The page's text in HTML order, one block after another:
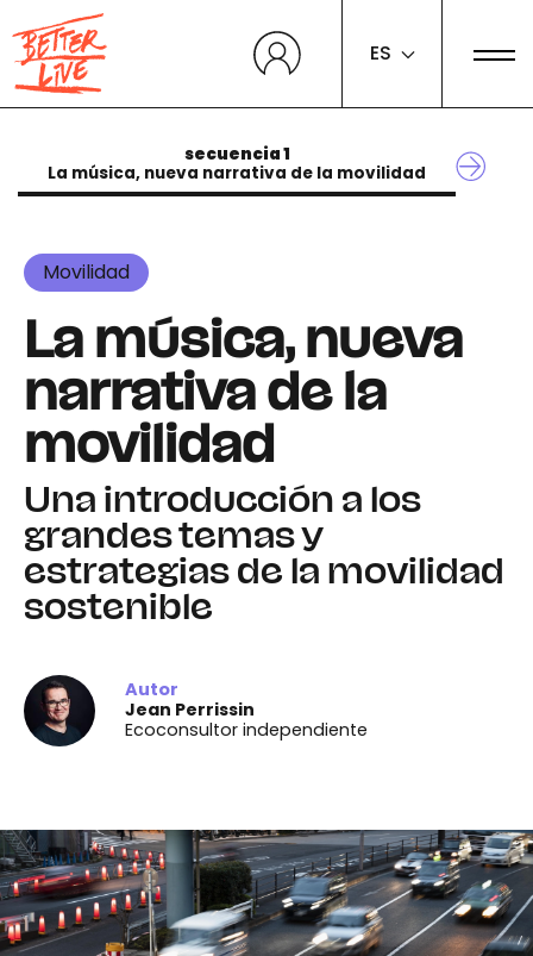
ES
secuencia 1
La música, nueva narrativa de la movilidad
Movilidad
La música, nueva
narrativa de la
movilidad
Una introducción a los
grandes temas y
estrategias de la movilidad
sostenible
Autor
Jean Perrissin
Ecoconsultor independiente
Panel de gestión de cookies